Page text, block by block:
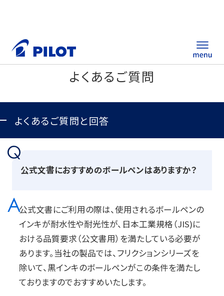
製品情報
替え芯サイト
ノベルティ商品
玩具
宝飾
産業資材
よくあるご質問
よくあるご質問と回答
公式文書におすすめのボールペンはありますか？
公式文書にご利用の際は、使用されるボールペンの
インキが耐水性や耐光性が、日本工業規格（JIS)に
おける品質要求（公文書用）を満たしている必要が
あります。当社の製品では、フリクションシリーズを
除いて、黒インキのボールペンがこの条件を満たし
ておりますのでおすすめいたします。